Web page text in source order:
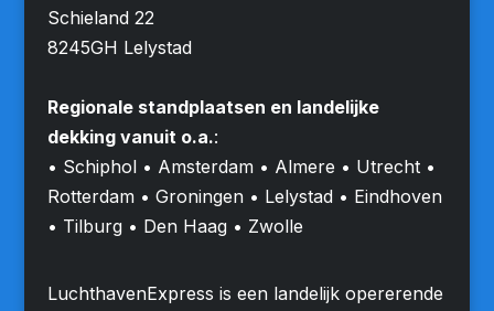
Schieland 22
8245GH Lelystad
Regionale standplaatsen en landelijke
dekking vanuit o.a.:
• Schiphol • Amsterdam • Almere • Utrecht •
Rotterdam • Groningen • Lelystad • Eindhoven
• Tilburg • Den Haag • Zwolle
LuchthavenExpress is een landelijk opererende